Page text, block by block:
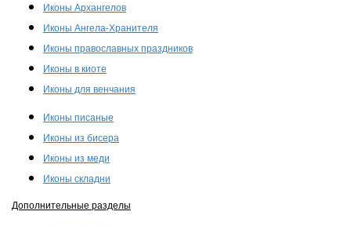
Иконы Архангелов
Иконы Ангела-Хранителя
Иконы православных праздников
Иконы в киоте
Иконы для венчания
Иконы писаные
Иконы из бисера
Иконы из меди
Иконы складни
Дополнительные разделы